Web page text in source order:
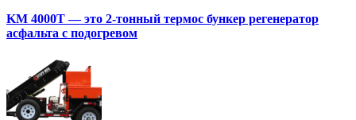
KM 4000T — это 2-тонный термос бункер регенератор
асфальта с подогревом